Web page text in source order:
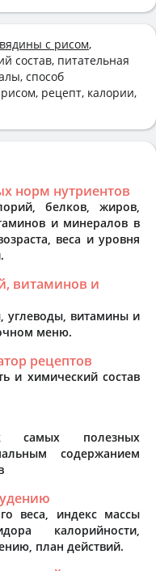
с рисом,
состав, питательная
способ
рецепт, калории,
норм нутриентов
белков, жиров,
и минералов в
веса и уровня
витаминов и
углеводы, витамины и
меню.
рецептов
и химический состав
самых полезных
содержанием
веса, индекс массы
калорийности,
план действий.